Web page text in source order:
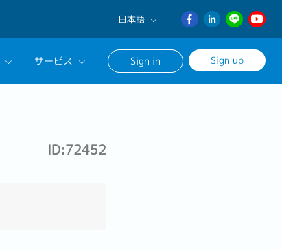
日本語
English
日本語
サービス Sign in Sign up
ID:72452